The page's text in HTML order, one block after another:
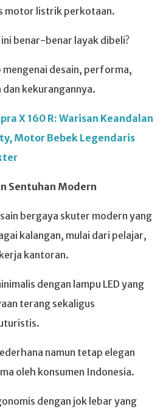
motor listrik perkotaan.
benar-benar layak dibeli?
mengenai desain, performa,
kekurangannya.
X 160 R: Warisan Keandalan
Motor Bebek Legendaris
Sentuhan Modern
bergaya skuter modern yang
kalangan, mulai dari pelajar,
kantoran.
dengan lampu LED yang
terang sekaligus
namun tetap elegan
oleh konsumen Indonesia.
dengan jok lebar yang